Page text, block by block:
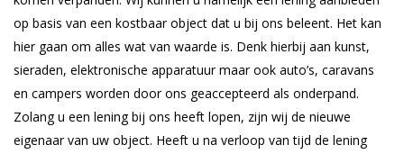
op basis van een kostbaar object dat u bij ons beleent. Het kan
hier gaan om alles wat van waarde is. Denk hierbij aan kunst,
sieraden, elektronische apparatuur maar ook auto’s, caravans
en campers worden door ons geaccepteerd als onderpand.
Zolang u een lening bij ons heeft lopen, zijn wij de nieuwe
eigenaar van uw object. Heeft u na verloop van tijd de lening